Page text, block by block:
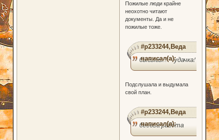
Пожилые люди крайне
неохотно читают
документы. Да и не
пожилые тоже.
#p233244,Веда
написал(а):
быгыгы!! чудачка!
Подслушала и выдумала
свой план.
#p233244,Веда
написал(а):
бесова работа